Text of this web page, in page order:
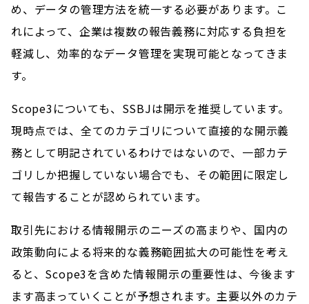
め、データの管理方法を統一する必要があります。こ
れによって、企業は複数の報告義務に対応する負担を
軽減し、効率的なデータ管理を実現可能となってきま
す。
Scope3についても、SSBJは開示を推奨しています。
現時点では、全てのカテゴリについて直接的な開示義
務として明記されているわけではないので、一部カテ
ゴリしか把握していない場合でも、その範囲に限定し
て報告することが認められています。
取引先における情報開示のニーズの高まりや、国内の
政策動向による将来的な義務範囲拡大の可能性を考え
ると、Scope3を含めた情報開示の重要性は、今後ます
ます高まっていくことが予想されます。主要以外のカテ